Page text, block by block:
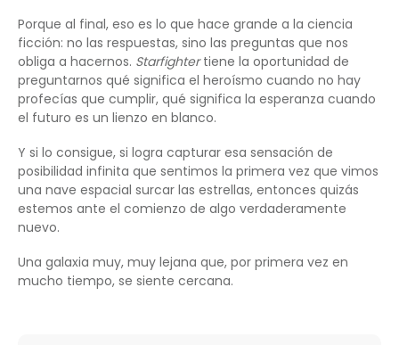
Porque al final, eso es lo que hace grande a la ciencia
ficción: no las respuestas, sino las preguntas que nos
obliga a hacernos. Starfightertiene la oportunidad de
preguntarnos qué significa el heroísmo cuando no hay
profecías que cumplir, qué significa la esperanza cuando
el futuro es un lienzo en blanco.
Y si lo consigue, si logra capturar esa sensación de
posibilidad infinita que sentimos la primera vez que vimos
una nave espacial surcar las estrellas, entonces quizás
estemos ante el comienzo de algo verdaderamente
nuevo.
Una galaxia muy, muy lejana que, por primera vez en
mucho tiempo, se siente cercana.